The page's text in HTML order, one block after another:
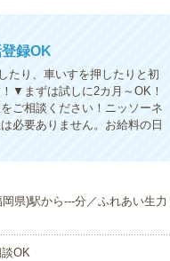
録OK
たり、車いすを押したりと初
▼まずは試しに2カ月～OK！
ご相談ください！ニッソーネ
必要ありません。お給料の日
県)駅から---分／ふれあい生力
OK